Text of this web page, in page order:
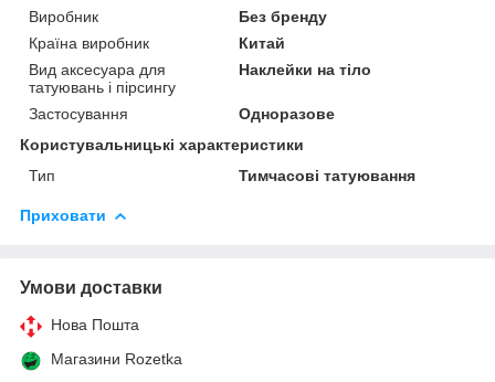
Виробник
Без бренду
Країна виробник
Китай
Вид аксесуара для
татуювань і пірсингу
Наклейки на тіло
Застосування
Одноразове
Користувальницькі характеристики
Тип
Тимчасові татуювання
Приховати
Умови доставки
Нова Пошта
Магазини Rozetka